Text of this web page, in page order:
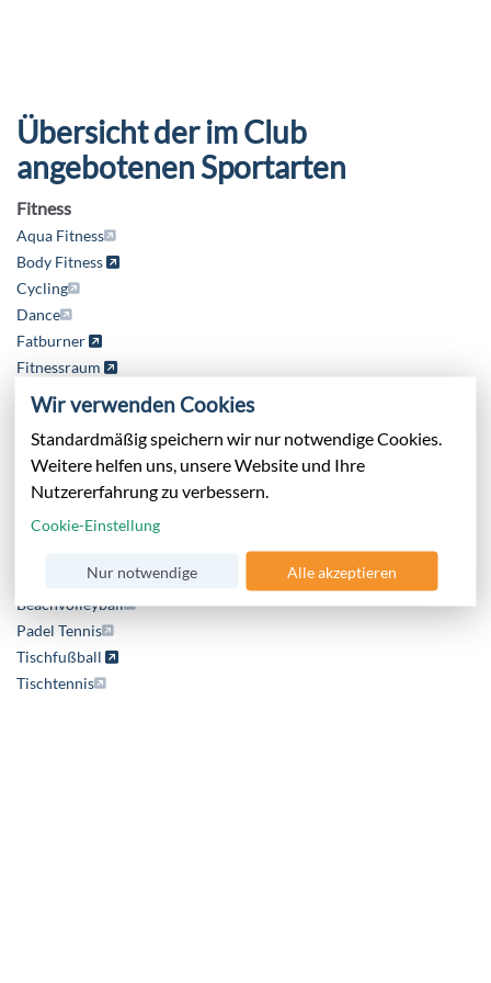
Übersicht der im Club
angebotenen Sportarten
Fitness
Aqua Fitness
Body Fitness
Cycling
Dance
Fatburner
Fitnessraum
Functional Training
Pilates
Rücken Fit
Yoga
Wassersport
Beachvolleyball
Padel Tennis
Tischfußball
Tischtennis
Wir verwenden Cookies
Standardmäßig speichern wir nur notwendige Cookies.
Weitere helfen uns, unsere Website und Ihre
Nutzererfahrung zu verbessern.
Cookie-Einstellung
Nur notwendige Alle akzeptieren